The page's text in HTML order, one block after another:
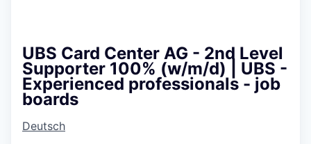
UBS Card Center AG - 2nd Level
Supporter 100% (w/m/d) | UBS -
Experienced professionals - job
boards
Deutsch